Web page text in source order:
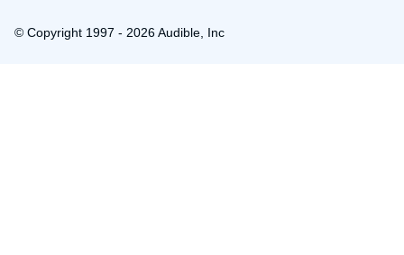
© Copyright 1997 - 2026 Audible, Inc